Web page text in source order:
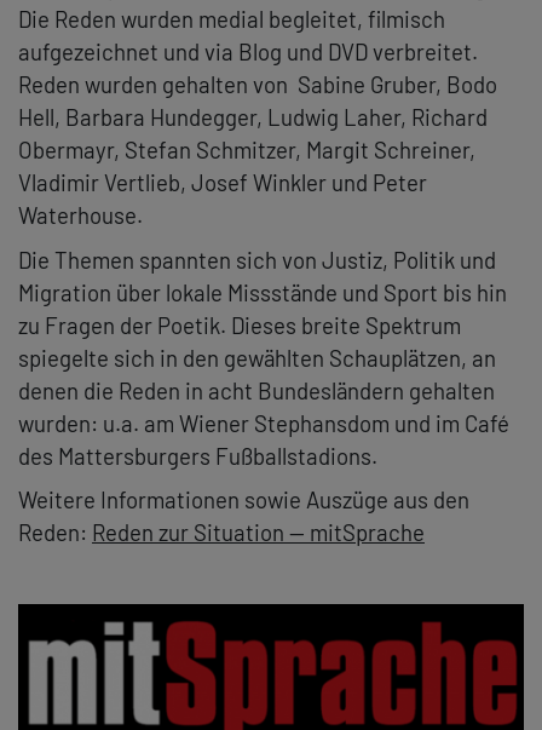
Die Reden wurden medial begleitet, filmisch
aufgezeichnet und via Blog und DVD verbreitet.
Reden wurden gehalten von Sabine Gruber, Bodo
Hell, Barbara Hundegger, Ludwig Laher, Richard
Obermayr, Stefan Schmitzer, Margit Schreiner,
Vladimir Vertlieb, Josef Winkler und Peter
Waterhouse.
Die Themen spannten sich von Justiz, Politik und
Migration über lokale Missstände und Sport bis hin
zu Fragen der Poetik. Dieses breite Spektrum
spiegelte sich in den gewählten Schauplätzen, an
denen die Reden in acht Bundesländern gehalten
wurden: u.a. am Wiener Stephansdom und im Café
des Mattersburgers Fußballstadions.
Weitere Informationen sowie Auszüge aus den
Reden: Reden zur Situation — mitSprache